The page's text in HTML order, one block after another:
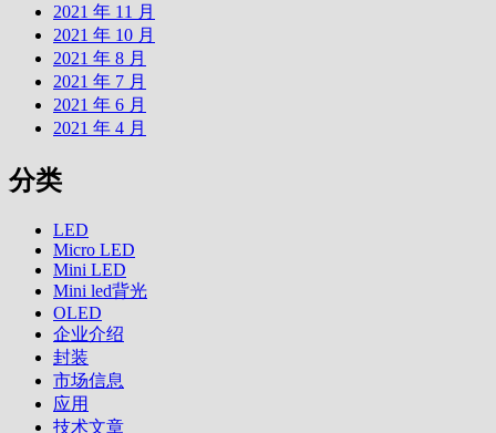
2021 年 11 月
2021 年 10 月
2021 年 8 月
2021 年 7 月
2021 年 6 月
2021 年 4 月
分类
LED
Micro LED
Mini LED
Mini led背光
OLED
企业介绍
封装
市场信息
应用
技术文章